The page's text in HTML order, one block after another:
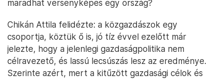
maradhat versenyképes egy ország?
Chikán Attila felidézte: a közgazdászok egy
csoportja, köztük ő is, jó tíz évvel ezelőtt már
jelezte, hogy a jelenlegi gazdaságpolitika nem
célravezető, és lassú lecsúszás lesz az eredménye.
Szerinte azért, mert a kitűzött gazdasági célok és